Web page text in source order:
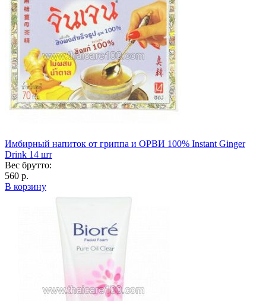
Имбирный напиток от гриппа и ОРВИ 100% Instant Ginger
Drink 14 шт
Вес брутто:
560 р.
В корзину